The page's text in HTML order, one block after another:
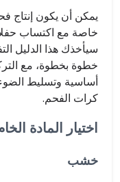
يمكن أن يكون إنتاج
خاصة مع اكتساب
سيأخذك هذا الدليل
خطوة بخطوة، مع
أساسية وتسليط
كرات الفحم.
اختيار المادة
خشب